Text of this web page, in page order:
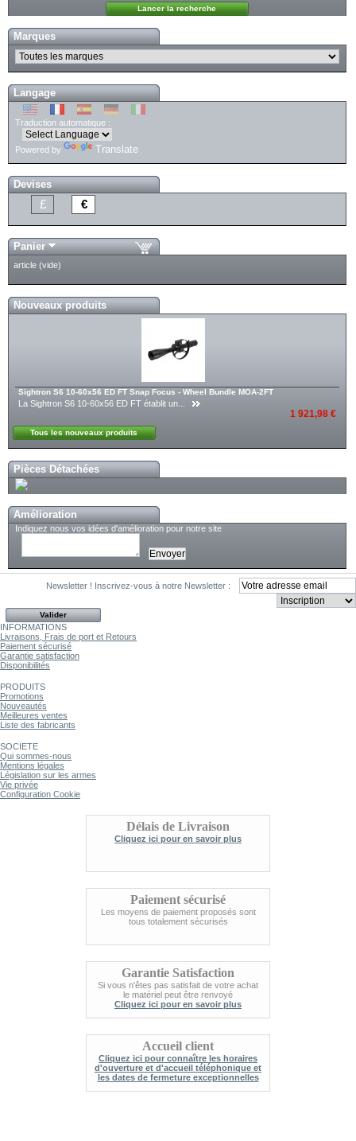
Marques
Langage
Traduction automatique :
Powered by Translate
Devises
£ €
Panier
article (vide)
Nouveaux produits
Sightron S6 10-60x56 ED FT Snap Focus - Wheel Bundle MOA-2FT
La Sightron S6 10-60x56 ED FT établit un...
1 921,98 €
Tous les nouveaux produits
Pièces Détachées
Amélioration
Indiquez nous vos idées d'amélioration pour notre site
Newsletter ! Inscrivez-vous à notre Newsletter :
INFORMATIONS
Livraisons, Frais de port et Retours
Paiement sécurisé
Garantie satisfaction
Disponibilités
PRODUITS
Promotions
Nouveautés
Meilleures ventes
Liste des fabricants
SOCIETE
Qui sommes-nous
Mentions légales
Législation sur les armes
Vie privée
Configuration Cookie
Délais de Livraison
Cliquez ici pour en savoir plus
Paiement sécurisé
Les moyens de paiement proposés sont
tous totalement sécurisés
Garantie Satisfaction
Si vous n'êtes pas satisfait de votre achat
le matériel peut être renvoyé
Cliquez ici pour en savoir plus
Accueil client
Cliquez ici pour connaître les horaires
d'ouverture et d'accueil téléphonique et
les dates de fermeture exceptionnelles